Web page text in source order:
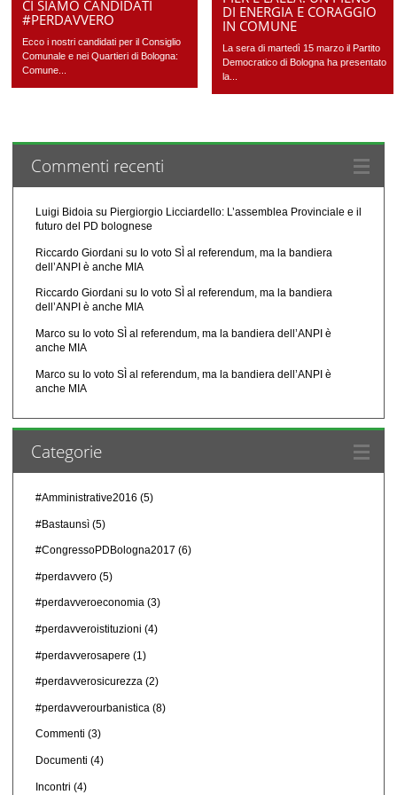
CI SIAMO CANDIDATI
#PERDAVVERO
Ecco i nostri candidati per il Consiglio
Comunale e nei Quartieri di Bologna:
Comune...
DI ENERGIA E CORAGGIO
IN COMUNE
La sera di martedì 15 marzo il Partito
Democratico di Bologna ha presentato
la...
Commenti recenti
Luigi Bidoiasu Piergiorgio Licciardello: L’assemblea Provinciale e il
futuro del PD bolognese
Riccardo Giordani su Io voto SÌ al referendum, ma la bandiera
dell’ANPI è anche MIA
Riccardo Giordani su Io voto SÌ al referendum, ma la bandiera
dell’ANPI è anche MIA
Marcosu Io voto SÌ al referendum, ma la bandiera dell’ANPI è
anche MIA
Marcosu Io voto SÌ al referendum, ma la bandiera dell’ANPI è
anche MIA
Categorie
#Amministrative2016 (5)
#Bastaunsì(5)
#CongressoPDBologna2017 (6)
#perdavvero(5)
#perdavveroeconomia(3)
#perdavveroistituzioni (4)
#perdavverosapere (1)
#perdavverosicurezza(2)
#perdavverourbanistica(8)
Commenti (3)
Documenti (4)
Incontri (4)